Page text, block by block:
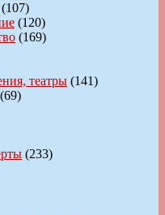
(107)
(120)
(169)
театры (141)
(69)
(233)